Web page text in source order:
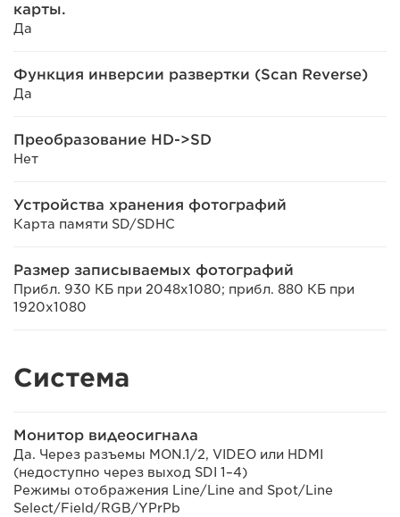
карты.
Да
Функция инверсии развертки (Scan Reverse)
Да
Преобразование HD->SD
Нет
Устройства хранения фотографий
Карта памяти SD/SDHC
Размер записываемых фотографий
Прибл. 930 КБ при 2048x1080; прибл. 880 КБ при
1920x1080
Система
Монитор видеосигнала
Да. Через разъемы MON.1/2, VIDEO или HDMI
(недоступно через выход SDI 1–4)
Режимы отображения Line/Line and Spot/Line
Select/Field/RGB/YPrPb